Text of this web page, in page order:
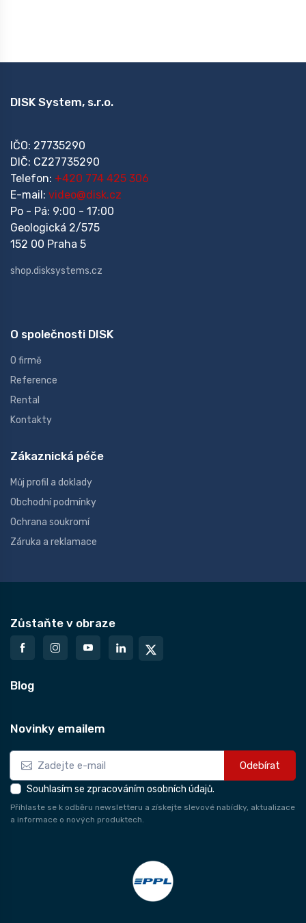
DISK System, s.r.o.
IČO: 27735290
DIČ: CZ27735290
Telefon: +420 774 425 306
E-mail: video@disk.cz
Po - Pá: 9:00 - 17:00
Geologická 2/575
152 00 Praha 5
shop.disksystems.cz
O společnosti DISK
O firmě
Reference
Rental
Kontakty
Zákaznická péče
Můj profil a doklady
Obchodní podmínky
Ochrana soukromí
Záruka a reklamace
Zůstaňte v obraze
Blog
Novinky emailem
Odebírat
Souhlasím se zpracováním osobních údajů.
Přihlaste se k odběru newsletteru a získejte slevové nabídky, aktualizace
a informace o nových produktech.